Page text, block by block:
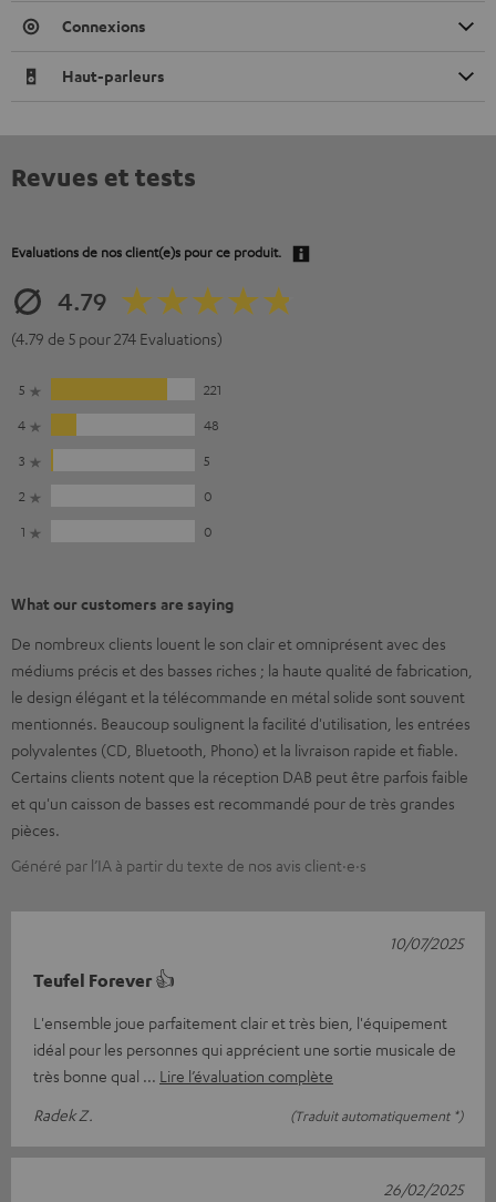
Connexions
Haut-parleurs
Revues et tests
Evaluations de nos client(e)s pour ce produit.
4.79
(4.79 de 5 pour 274 Evaluations)
5
221
4
48
3
5
2
0
1
0
What our customers are saying
De nombreux clients louent le son clair et omniprésent avec des
médiums précis et des basses riches ; la haute qualité de fabrication,
le design élégant et la télécommande en métal solide sont souvent
mentionnés. Beaucoup soulignent la facilité d'utilisation, les entrées
polyvalentes (CD, Bluetooth, Phono) et la livraison rapide et fiable.
Certains clients notent que la réception DAB peut être parfois faible
et qu'un caisson de basses est recommandé pour de très grandes
pièces.
Généré par l’IA à partir du texte de nos avis client·e·s
Teufel Forever 👍
L'ensemble joue parfaitement clair et très bien, l'équipement
idéal pour les personnes qui apprécient une sortie musicale de
très bonne qual
Lire l’évaluation complète
Radek Z.
(Traduit automatiquement *)
10/07/2025
26/02/2025